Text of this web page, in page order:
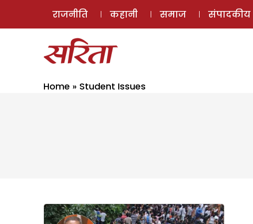
राजनीति कहानी समाज संपादकीय
Home » Student Issues